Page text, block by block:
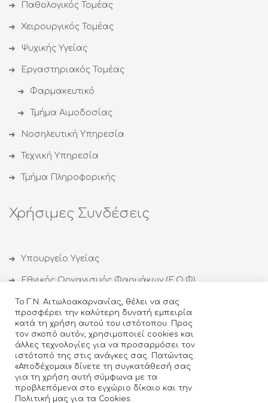
Παθολογικός Τομέας
Χειρουργικός Τομέας
Ψυχικής Υγείας
Εργαστηριακός Τομέας
Φαρμακευτικό
Τμήμα Αιμοδοσίας
Νοσηλευτική Υπηρεσία
Τεχνική Υπηρεσία
Τμήμα Πληροφορικής
Χρήσιμες Συνδέσεις
Υπουργείο Υγείας
Εθνικός Οργανισμός Φαρμάκων (Ε.Ο.Φ)
Εθνικός Οργανισμός Δημόσιας Υγείας (ΕΟΔΥ)
Οργανισμός κατά των Ναρκωτικών (ΟΚΑΝΑ)
Ιατρικός Σύλλογος Αγρινίου
Κέντρο Θεραπείας Εξαρτημένων Ατόμων (ΚΕΘΕΑ)
Το Γ.Ν. Αιτωλοακαρνανίας, θέλει να σας
προσφέρει την καλύτερη δυνατή εμπειρία
κατά τη χρήση αυτού του ιστότοπου. Προς
τον σκοπό αυτόν, χρησιμοποιεί cookies και
άλλες τεχνολογίες για να προσαρμόσει τον
ιστότοπό της στις ανάγκες σας. Πατώντας
«Αποδέχομαι» δίνετε τη συγκατάθεσή σας
για τη χρήση αυτή σύμφωνα με τα
προβλεπόμενα στο εγχώριο δίκαιο και την
Πολιτική μας για τα Cookies.